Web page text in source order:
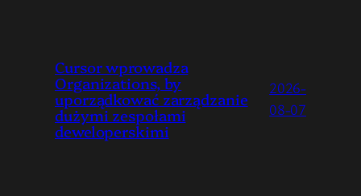
Cursor wprowadza
Organizations, by
uporządkować zarządzanie
dużymi zespołami
deweloperskimi
2026-
08-07